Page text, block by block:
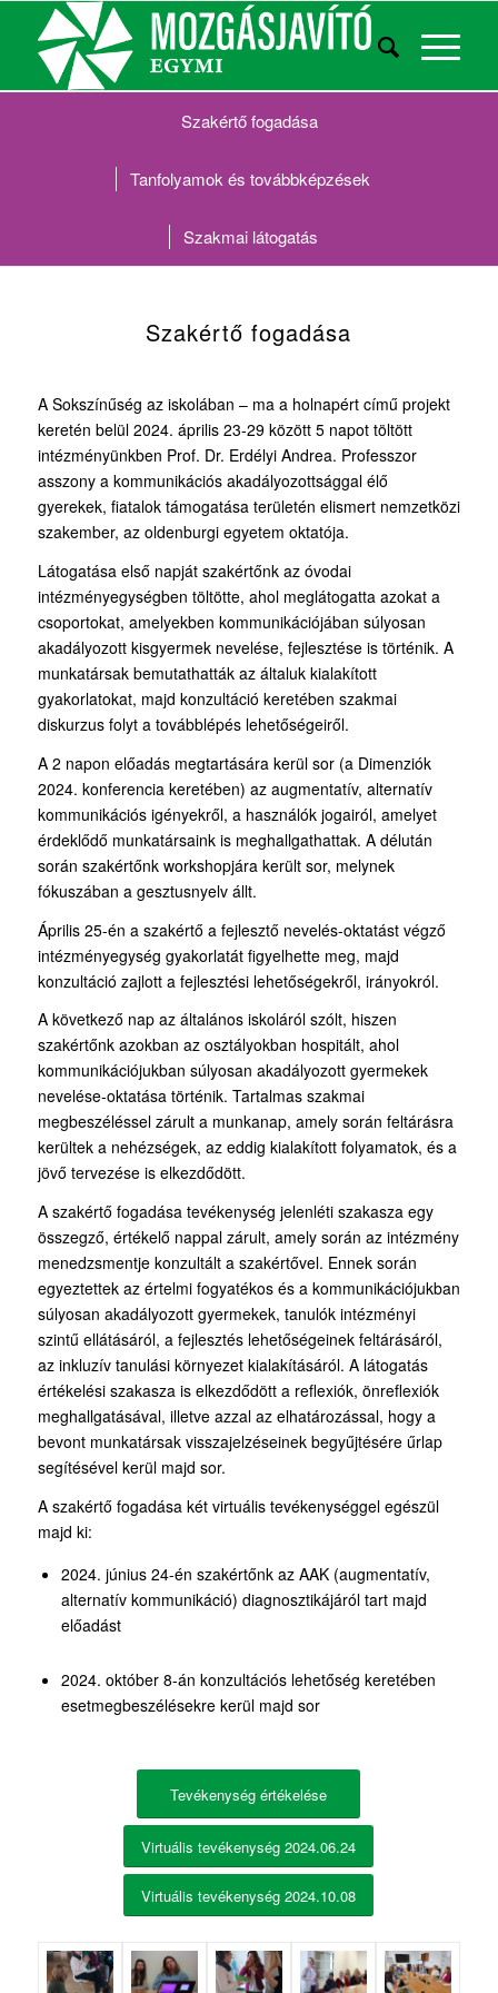
Szakértő fogadása
Tanfolyamok és továbbképzések
Szakmai látogatás
Szakértő fogadása
A Sokszínűség az iskolában – ma a holnapért című projekt
keretén belül 2024. április 23-29 között 5 napot töltött
intézményünkben Prof. Dr. Erdélyi Andrea. Professzor
asszony a kommunikációs akadályozottsággal élő
gyerekek, fiatalok támogatása területén elismert nemzetközi
szakember, az oldenburgi egyetem oktatója.
Látogatása első napját szakértőnk az óvodai
intézményegységben töltötte, ahol meglátogatta azokat a
csoportokat, amelyekben kommunikációjában súlyosan
akadályozott kisgyermek nevelése, fejlesztése is történik. A
munkatársak bemutathatták az általuk kialakított
gyakorlatokat, majd konzultáció keretében szakmai
diskurzus folyt a továbblépés lehetőségeiről.
A 2 napon előadás megtartására kerül sor (a Dimenziók
2024. konferencia keretében) az augmentatív, alternatív
kommunikációs igényekről, a használók jogairól, amelyet
érdeklődő munkatársaink is meghallgathattak. A délután
során szakértőnk workshopjára került sor, melynek
fókuszában a gesztusnyelv állt.
Április 25-én a szakértő a fejlesztő nevelés-oktatást végző
intézményegység gyakorlatát figyelhette meg, majd
konzultáció zajlott a fejlesztési lehetőségekről, irányokról.
A következő nap az általános iskoláról szólt, hiszen
szakértőnk azokban az osztályokban hospitált, ahol
kommunikációjukban súlyosan akadályozott gyermekek
nevelése-oktatása történik. Tartalmas szakmai
megbeszéléssel zárult a munkanap, amely során feltárásra
kerültek a nehézségek, az eddig kialakított folyamatok, és a
jövő tervezése is elkezdődött.
A szakértő fogadása tevékenység jelenléti szakasza egy
összegző, értékelő nappal zárult, amely során az intézmény
menedzsmentje konzultált a szakértővel. Ennek során
egyeztettek az értelmi fogyatékos és a kommunikációjukban
súlyosan akadályozott gyermekek, tanulók intézményi
szintű ellátásáról, a fejlesztés lehetőségeinek feltárásáról,
az inkluzív tanulási környezet kialakításáról. A látogatás
értékelési szakasza is elkezdődött a reflexiók, önreflexiók
meghallgatásával, illetve azzal az elhatározással, hogy a
bevont munkatársak visszajelzéseinek begyűjtésére űrlap
segítésével kerül majd sor.
A szakértő fogadása két virtuális tevékenységgel egészül
majd ki:
2024. június 24-én szakértőnk az AAK (augmentatív,
alternatív kommunikáció) diagnosztikájáról tart majd
előadást
2024. október 8-án konzultációs lehetőség keretében
esetmegbeszélésekre kerül majd sor
Tevékenység értékelése
Virtuális tevékenység 2024.06.24
Virtuális tevékenység 2024.10.08